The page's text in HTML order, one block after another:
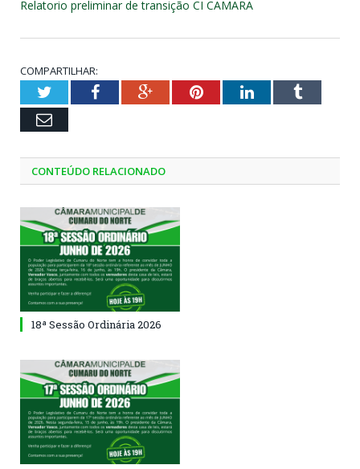
Relatorio preliminar de transição CI CAMARA
COMPARTILHAR:
TwitterFacebookGoogle+PinterestLinkedInTumblr
Email
CONTEÚDO RELACIONADO
18ª Sessão Ordinária 2026